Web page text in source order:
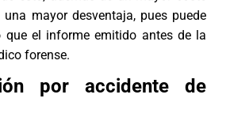
mayor desventaja, pues puede
que el informe emitido antes de la
forense.
por accidente de